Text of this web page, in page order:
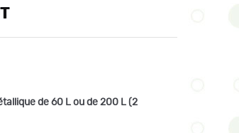
€
de 60 L ou de 200 L (2